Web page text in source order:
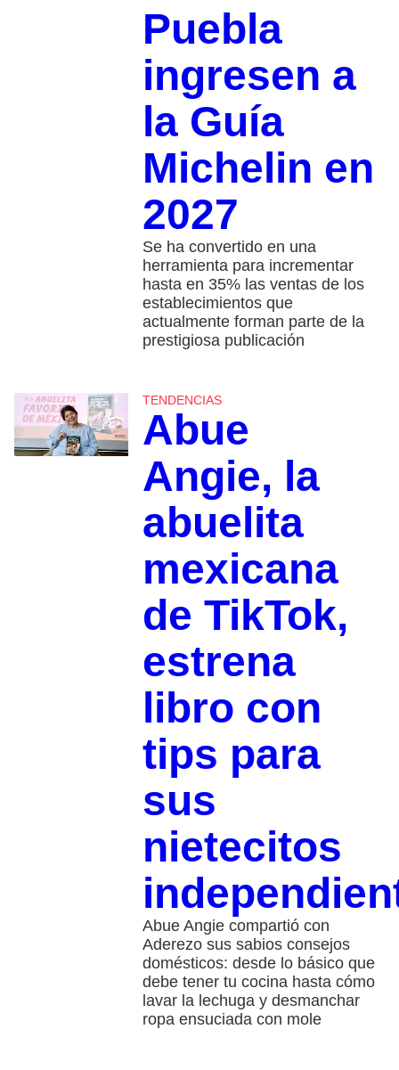
Puebla
ingresen a
la Guía
Michelin en
2027
Se ha convertido en una
herramienta para incrementar
hasta en 35% las ventas de los
establecimientos que
actualmente forman parte de la
prestigiosa publicación
TENDENCIAS
Abue
Angie, la
abuelita
mexicana
de TikTok,
estrena
libro con
tips para
sus
nietecitos
Abue Angie compartió con
Aderezo sus sabios consejos
domésticos: desde lo básico que
debe tener tu cocina hasta cómo
lavar la lechuga y desmanchar
ropa ensuciada con mole